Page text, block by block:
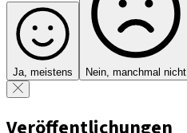
Ja, meistens Nein, manchmal nicht